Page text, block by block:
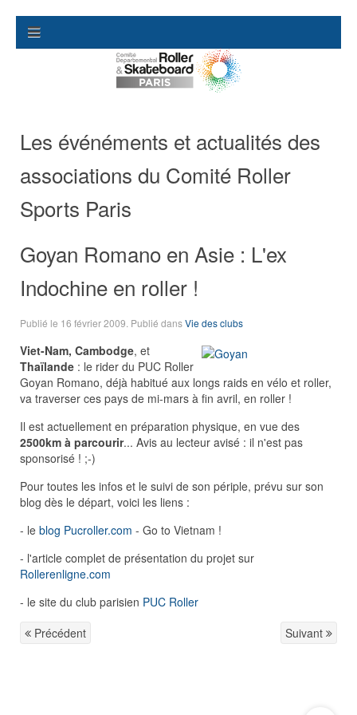
Les événéments et actualités des
associations du Comité Roller
Sports Paris
Goyan Romano en Asie : L'ex
Indochine en roller !
Publié le 16 février 2009 . Publié dansVie des clubs
Viet-Nam, Cambodge, et
Thaïlande : le rider du PUC Roller
Goyan Romano, déjà habitué aux longs raids en vélo et roller,
va traverser ces pays de mi-mars à fin avril, en roller !
Il est actuellement en préparation physique, en vue des
2500km à parcourir... Avis au lecteur avisé : il n'est pas
sponsorisé ! ;-)
Pour toutes les infos et le suivi de son périple, prévu sur son
blog dès le départ, voici les liens :
- le blog Pucroller.com - Go to Vietnam !
- l'article complet de présentation du projet sur
Rollerenligne.com
- le site du club parisien PUC Roller
Précédent
Suivant